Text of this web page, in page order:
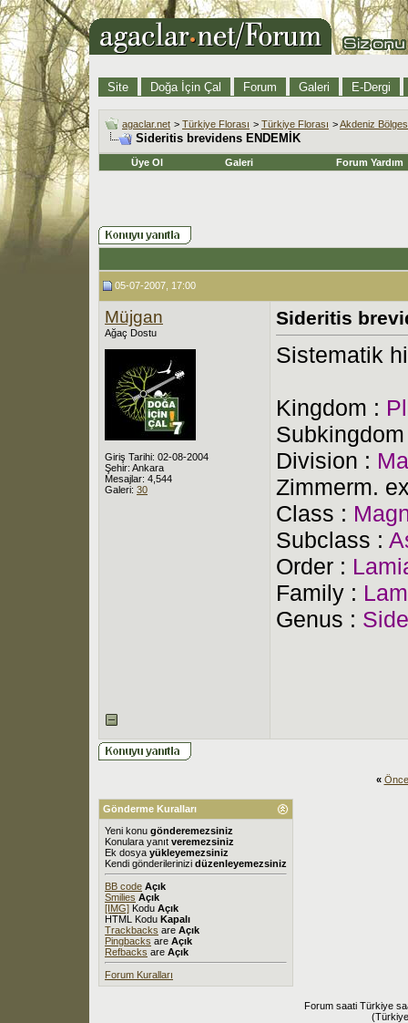
Site Doğa İçin Çal Forum Galeri E-Dergi
agaclar.net > Türkiye Florası > Türkiye Florası >Akdeniz
Sideritis brevidens ENDEMİK
Üye Ol Galeri Forum Yardım
05-07-2007, 17:00
Müjgan
Ağaç Dostu
Giriş Tarihi: 02-08-2004
Şehir: Ankara
Mesajlar: 4,544
Galeri: 30
Sideritis
Sistematik
Kingdom :
Division :
Zimmerm.
Class :
Subclass :
Order :
Family :
Genus :
«
Gönderme Kuralları
Yeni konu gönderemezsiniz
Konulara yanıt veremezsiniz
Ek dosya yükleyemezsiniz
Kendi gönderilerinizi düzenleyemezsiniz
BB code Açık
Smilies Açık
[IMG] Kodu Açık
HTML Kodu Kapalı
Trackbacks are Açık
Pingbacks are Açık
Refbacks are Açık
Forum Kuralları
Forum saati Türkiye